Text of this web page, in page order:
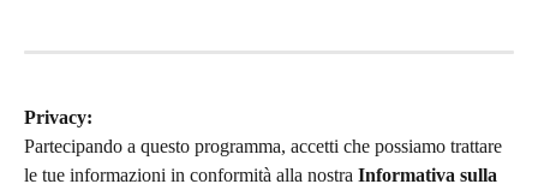
Privacy:
Partecipando a questo programma, accetti che possiamo trattare
le tue informazioni in conformità alla nostra Informativa sulla